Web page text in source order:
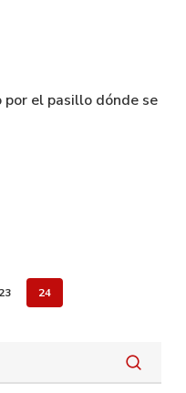
por el pasillo dónde se
23 24